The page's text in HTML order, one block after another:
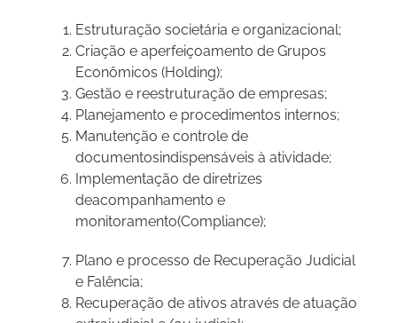
Estruturação societária e organizacional;
Criação e aperfeiçoamento de Grupos
Econômicos (Holding);
Gestão e reestruturação de empresas;
Planejamento e procedimentos internos;
Manutenção e controle de
documentosindispensáveis à atividade;
Implementação de diretrizes
deacompanhamento e
monitoramento(Compliance);
Plano e processo de Recuperação Judicial
e Falência;
Recuperação de ativos através de atuação